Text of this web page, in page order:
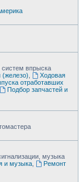
впрыска
(железо)
Ходовая
отработавших
Подбор запчастей и
музыка
и музыка,
Ремонт